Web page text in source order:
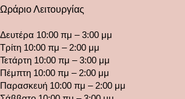
Ωράριο Λειτουργίας
Δευτέρα 10:00 πμ – 3:00 μμ
Τρίτη 10:00 πμ – 2:00 μμ
Τετάρτη 10:00 πμ – 3:00 μμ
Πέμπτη 10:00 πμ – 2:00 μμ
Παρασκευή 10:00 πμ – 2:00 μμ